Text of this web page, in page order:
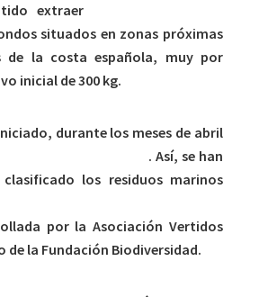
extraer
situados en zonas próximas
de la costa española, muy por
inicial de 300 kg.
durante los meses de abril
. Así, se han
los residuos marinos
por la Asociación Vertidos
de la Fundación Biodiversidad.